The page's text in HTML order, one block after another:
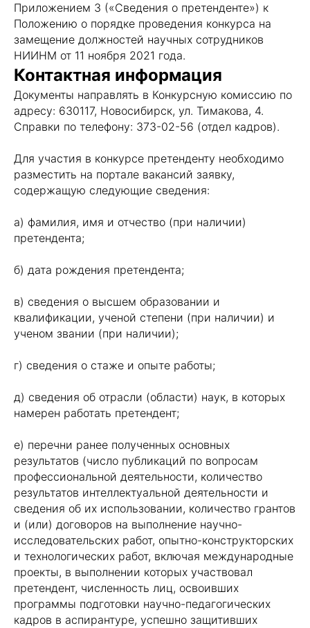
Приложением 3 («Сведения о претенденте») к
Положению о порядке проведения конкурса на
замещение должностей научных сотрудников
НИИНМ от 11 ноября 2021 года.
Контактная информация
Документы направлять в Конкурсную комиссию по
адресу: 630117, Новосибирск, ул. Тимакова, 4.
Справки по телефону: 373-02-56 (отдел кадров).
Для участия в конкурсе претенденту необходимо
разместить на портале вакансий заявку,
содержащую следующие сведения:
а) фамилия, имя и отчество (при наличии)
претендента;
б) дата рождения претендента;
в) сведения о высшем образовании и
квалификации, ученой степени (при наличии) и
ученом звании (при наличии);
г) сведения о стаже и опыте работы;
д) сведения об отрасли (области) наук, в которых
намерен работать претендент;
е) перечни ранее полученных основных
результатов (число публикаций по вопросам
профессиональной деятельности, количество
результатов интеллектуальной деятельности и
сведения об их использовании, количество грантов
и (или) договоров на выполнение научно-
исследовательских работ, опытно-конструкторских
и технологических работ, включая международные
проекты, в выполнении которых участвовал
претендент, численность лиц, освоивших
программы подготовки научно-педагогических
кадров в аспирантуре, успешно защитивших